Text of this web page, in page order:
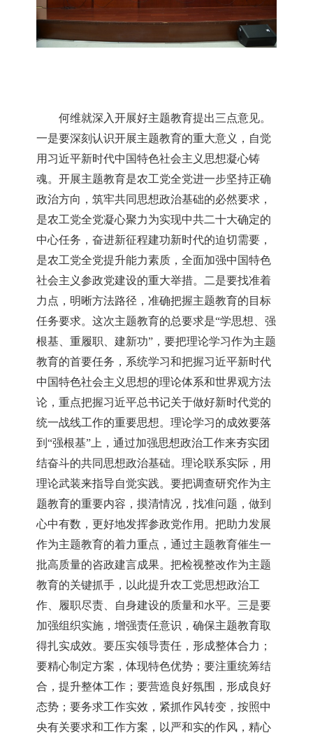
何维就深入开展好主题教育提出三点意见。
一是要深刻认识开展主题教育的重大意义，自觉
用习近平新时代中国特色社会主义思想凝心铸
魂。开展主题教育是农工党全党进一步坚持正确
政治方向，筑牢共同思想政治基础的必然要求，
是农工党全党凝心聚力为实现中共二十大确定的
中心任务，奋进新征程建功新时代的迫切需要，
是农工党全党提升能力素质，全面加强中国特色
社会主义参政党建设的重大举措。二是要找准着
力点，明晰方法路径，准确把握主题教育的目标
任务要求。这次主题教育的总要求是“学思想、强
根基、重履职、建新功”，要把理论学习作为主题
教育的首要任务，系统学习和把握习近平新时代
中国特色社会主义思想的理论体系和世界观方法
论，重点把握习近平总书记关于做好新时代党的
统一战线工作的重要思想。理论学习的成效要落
到“强根基”上，通过加强思想政治工作来夯实团
结奋斗的共同思想政治基础。理论联系实际，用
理论武装来指导自觉实践。要把调查研究作为主
题教育的重要内容，摸清情况，找准问题，做到
心中有数，更好地发挥参政党作用。把助力发展
作为主题教育的着力重点，通过主题教育催生一
批高质量的咨政建言成果。把检视整改作为主题
教育的关键抓手，以此提升农工党思想政治工
作、履职尽责、自身建设的质量和水平。三是要
加强组织实施，增强责任意识，确保主题教育取
得扎实成效。要压实领导责任，形成整体合力；
要精心制定方案，体现特色优势；要注重统筹结
合，提升整体工作；要营造良好氛围，形成良好
态势；要务求工作实效，紧抓作风转变，按照中
央有关要求和工作方案，以严和实的作风，精心